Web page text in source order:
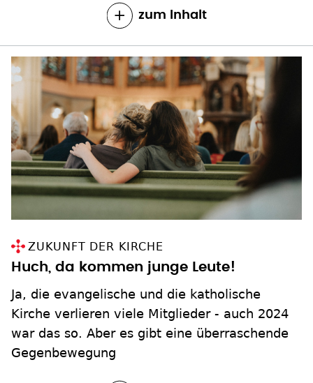
zum Inhalt
ZUKUNFT DER KIRCHE
Huch, da kommen junge Leute!
Ja, die evangelische und die katholische
Kirche verlieren viele Mitglieder - auch 2024
war das so. Aber es gibt eine überraschende
Gegenbewegung